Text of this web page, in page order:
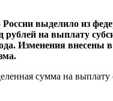
выделило из
рублей на выплату
Изменения внесены